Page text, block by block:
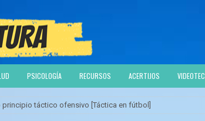
PSICOLOGÍA RECURSOS ACERTIJOS
principio táctico ofensivo [Táctica en fútbol]